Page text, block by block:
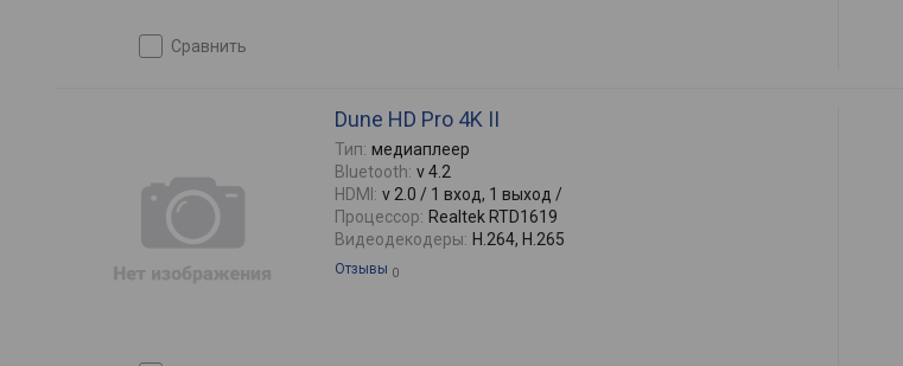
сравнить
Dune HD Pro 4K II
Тип: медиаплеер
Bluetooth: v 4.2
HDMI: v 2.0 / 1 вход, 1 выход /
Процессор: Realtek RTD1619
Видеодекодеры: H.264, H.265
Отзывы 0